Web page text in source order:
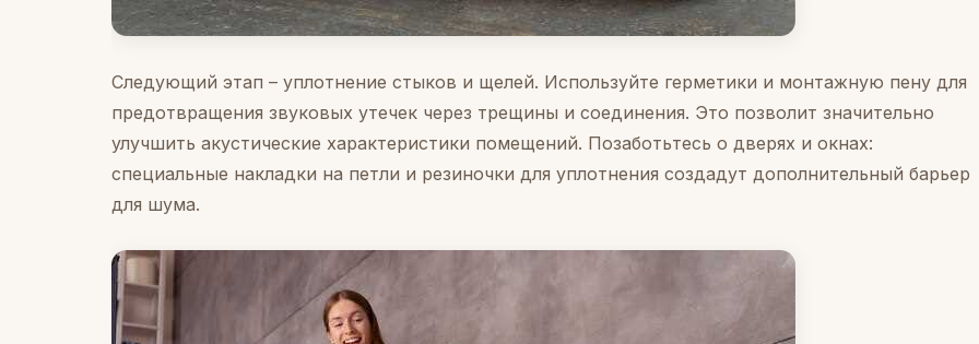
Следующий этап – уплотнение стыков и щелей. Используйте герметики и монтажную пену для
предотвращения звуковых утечек через трещины и соединения. Это позволит значительно
улучшить акустические характеристики помещений. Позаботьтесь о дверях и окнах:
специальные накладки на петли и резиночки для уплотнения создадут дополнительный барьер
для шума.